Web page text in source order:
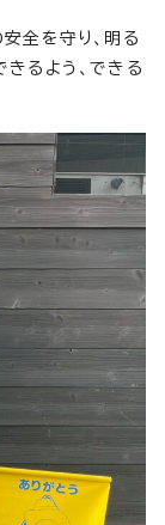
全を守り、明る
るよう、できる